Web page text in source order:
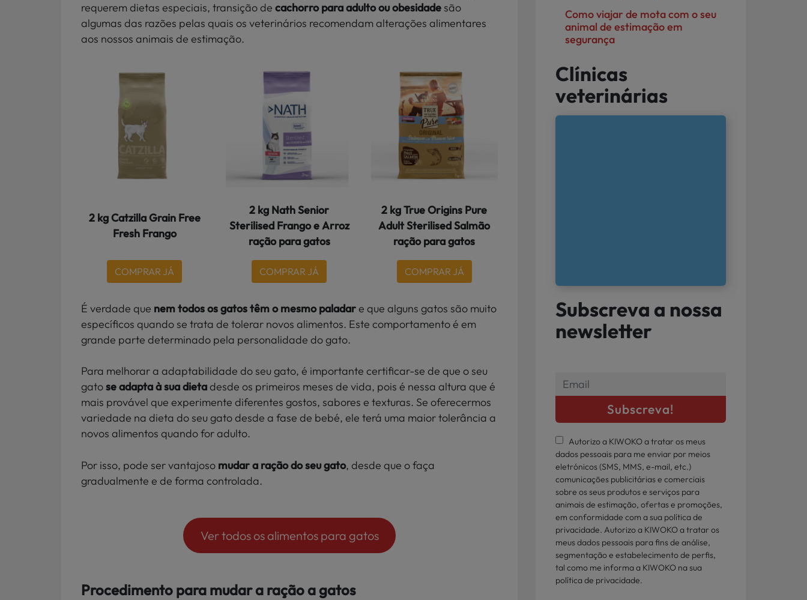
requerem dietas especiais, transição de cachorro para adulto ou obesidadesão
algumas das razões pelas quais os veterinários recomendam alterações alimentares
aos nossos animais de estimação.
2 kg Catzilla Grain Free
Fresh Frango
COMPRAR JÁ
2 kg Nath Senior
Sterilised Frango e Arroz
ração para gatos
COMPRAR JÁ
2 kg True Origins Pure
Adult Sterilised Salmão
ração para gatos
COMPRAR JÁ
É verdade que nem todos os gatos têm o mesmo paladare que alguns gatos são muito
específicos quando se trata de tolerar novos alimentos. Este comportamento é em
grande parte determinado pela personalidade do gato.
Para melhorar a adaptabilidade do seu gato, é importante certificar-se de que o seu
gatose adapta àsua dietadesde os primeiros meses de vida, pois é nessa altura que é
mais provável que experimente diferentes gostos, sabores e texturas. Se oferecermos
variedade na dieta do seu gato desde a fase de bebé, ele terá uma maior tolerância a
novos alimentos quando for adulto.
Por isso, pode ser vantajoso mudar a ração do seu gato, desde que o faça
gradualmente e de forma controlada.
Ver todos os alimentos para gatos
Procedimento para mudar a ração a gatos
Como viajar de mota com o seu
animal de estimação em
segurança
Clínicas
veterinárias
Subscreva a nossa
newsletter
Autorizo a KIWOKO a tratar os meus
dados pessoais para me enviar por meios
eletrónicos (SMS, MMS, e-mail, etc.)
comunicações publicitárias e comerciais
sobre os seus produtos e serviços para
animais de estimação, ofertas e promoções,
em conformidade com a sua política de
privacidade. Autorizo a KIWOKO a tratar os
meus dados pessoais para fins de análise,
segmentação e estabelecimento de perfis,
tal como me informa a KIWOKO na sua
política de privacidade.